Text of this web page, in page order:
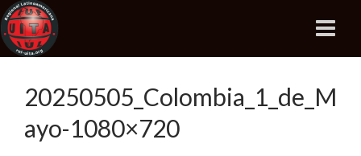
20250505_Colombia_1_de_M
ayo-1080×720